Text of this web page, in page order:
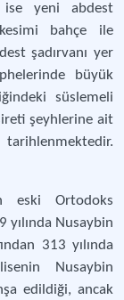
ise yeni abdest
bahçe ile
şadırvanı yer
büyük
süslemeli
şeyhlerine ait
tarihlenmektedir.
eski Ortodoks
Nusaybin
313 yılında
Nusaybin
edildiği, ancak